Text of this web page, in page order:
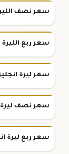
سعر نصف الليرة
سعر ربع الليرة
سعر ليرة
سعر نصف ليرة
سعر ربع ليرة